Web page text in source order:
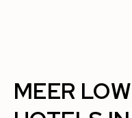
MEER